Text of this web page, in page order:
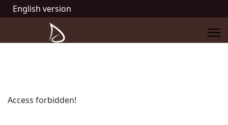
English version
Access forbidden!